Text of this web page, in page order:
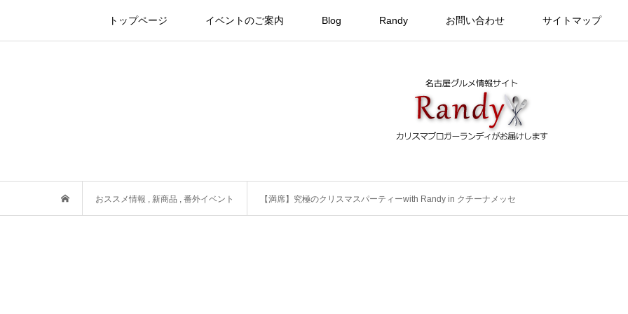
トップページ イベントのご案内 Blog Randy お問い合わせ サイトマップ
おススメ情報 , 新商品 , 番外イベント 【満席】究極のクリスマスパーティーwith Randy in クチーナメッセ